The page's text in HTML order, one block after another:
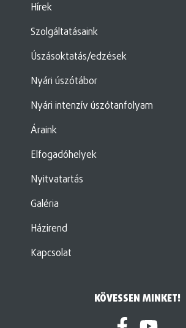
Hírek
Szolgáltatásaink
Úszásoktatás/edzések
Nyári úszótábor
Nyári intenzív úszótanfolyam
Áraink
Elfogadóhelyek
Nyitvatartás
Galéria
Házirend
Kapcsolat
KÖVESSEN MINKET!